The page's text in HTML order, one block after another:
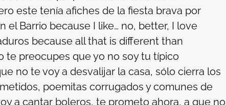
este tenía afiches de la fiesta brava por
el Barrio because I like… no, better, I love
because all that is different than
te preocupes que yo no soy tu típico
no te voy a desvalijar la casa, sólo cierra los
poemitas corrugados y comunes de
a cantar boleros, te prometo ahora, a que no